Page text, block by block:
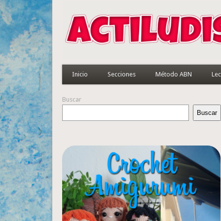
Inicio Secciones Método ABN
Buscar
Buscar